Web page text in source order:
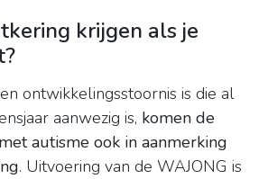
krijgen als je
ontwikkelingsstoornis is die al
aanwezig is, komen de
autisme ook in aanmerking
. Uitvoering van de WAJONG is